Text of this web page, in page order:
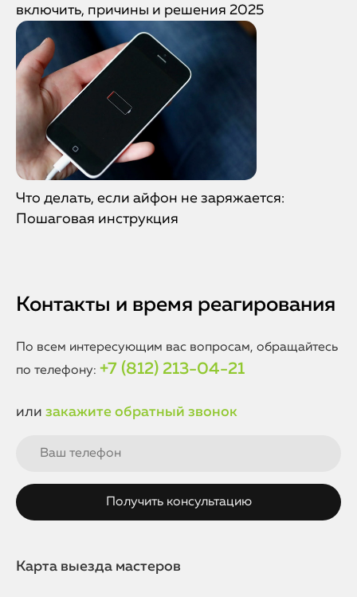
включить, причины и решения 2025
Что делать, если айфон не заряжается:
Пошаговая инструкция
Контакты и время реагирования
По всем интересующим вас вопросам, обращайтесь
по телефону: +7 (812) 213-04-21
или закажите обратный звонок
Карта выезда мастеров